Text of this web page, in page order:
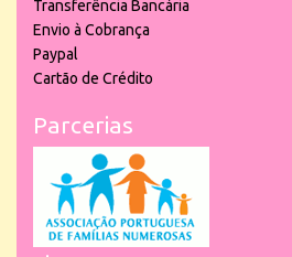
Transferência Bancária
Envio à Cobrança
Paypal
Cartão de Crédito
Parcerias